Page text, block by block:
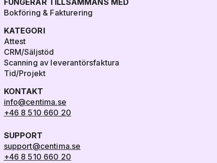
FUNGERAR TILLSAMMANS MED
Bokföring & Fakturering
KATEGORI
Attest
CRM/Säljstöd
Scanning av leverantörsfaktura
Tid/Projekt
KONTAKT
info@centima.se
+46 8 510 660 20
SUPPORT
support@centima.se
+46 8 510 660 20